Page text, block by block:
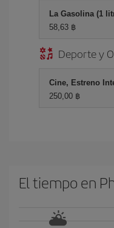
La Gasolina (1
58,63 ฿
Deporte y
Cine, Estreno
250,00 ฿
El tiempo en